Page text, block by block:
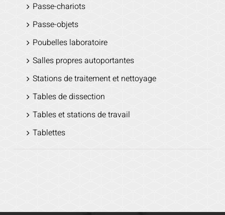
Passe-chariots
Passe-objets
Poubelles laboratoire
Salles propres autoportantes
Stations de traitement et nettoyage
Tables de dissection
Tables et stations de travail
Tablettes